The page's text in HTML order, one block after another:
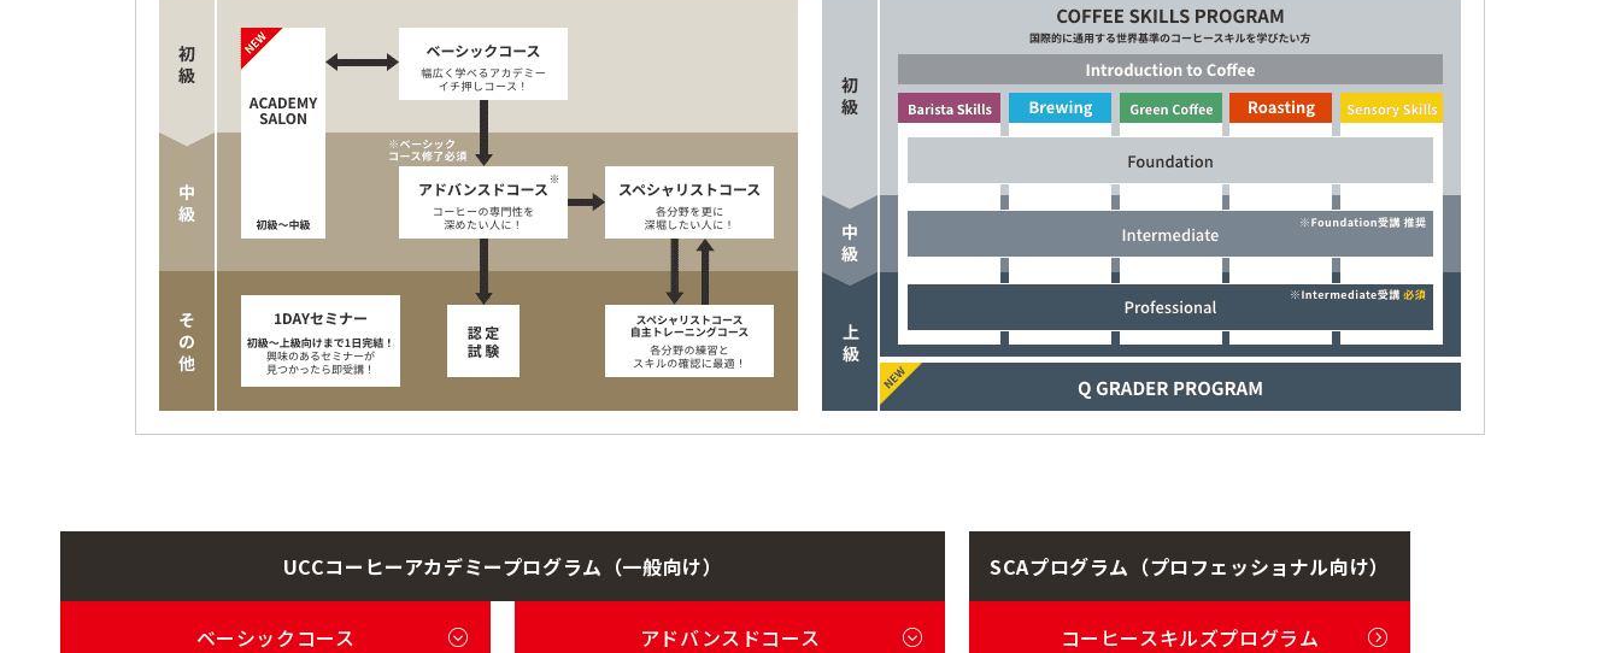
UCCコーヒーアカデミープログラム （一般向け）
ベーシックコース アドバンスドコース
SCAプログラム （プロフェッショナル向け）
コーヒースキルズプログラム